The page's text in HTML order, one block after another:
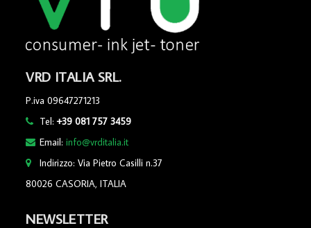
VRD ITALIA SRL.
P.iva 09647271213
Tel:+39 081 757 3459
Email:info@vrditalia.it
Indirizzo: Via Pietro Casilli n.37
80026 CASORIA, ITALIA
NEWSLETTER